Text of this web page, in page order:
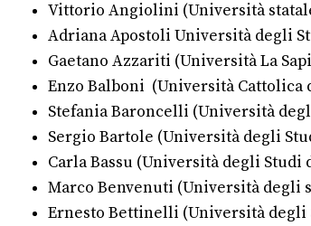
Vittorio Angiolini (Università
Adriana Apostoli Università degli
Gaetano Azzariti (Università La
Enzo Balboni (Università Cattolica
Stefania Baroncelli (Università
Sergio Bartole (Università degli
Carla Bassu (Università degli Studi
Marco Benvenuti (Università degli
Ernesto Bettinelli (Università degli